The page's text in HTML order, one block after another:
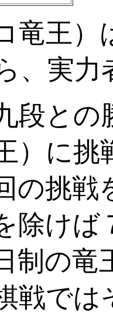
竜王）
、実
段との
）に
の挑戦
除けば
制の竜
戦で